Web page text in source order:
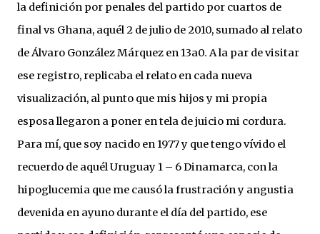
la definición por penales del partido por cuartos de
final vs Ghana, aquél 2 de julio de 2010, sumado al relato
de Álvaro González Márquez en 13a0. A la par de visitar
ese registro, replicaba el relato en cada nueva
visualización, al punto que mis hijos y mi propia
esposa llegaron a poner en tela de juicio mi cordura.
Para mí, que soy nacido en 1977 y que tengo vívido el
recuerdo de aquél Uruguay 1 – 6 Dinamarca, con la
hipoglucemia que me causó la frustración y angustia
devenida en ayuno durante el día del partido, ese